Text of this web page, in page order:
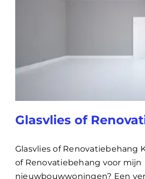
Glasvlies of
Glasvlies of Renovatiebehang
of Renovatiebehang voor mijn
nieuwbouwwoningen? Een